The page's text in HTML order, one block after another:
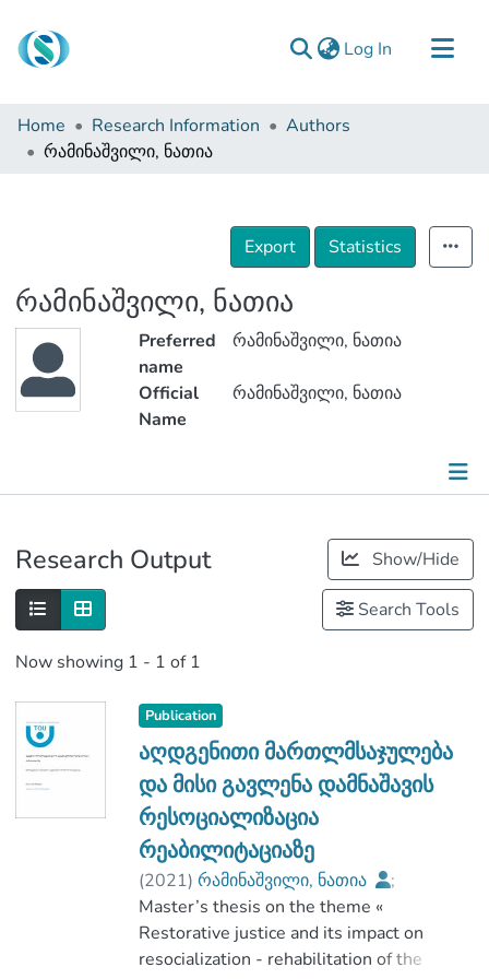
Log In (current)
Communities & Collections
Browse
Home Research Information
Authors
რამინაშვილი, ნათია
Export Statistics
რამინაშვილი, ნათია
Preferred
name
რამინაშვილი, ნათია
Official
Name
რამინაშვილი, ნათია
Research Output Show/Hide
Search Tools
Now showing 1 - 1 of 1
Publication
აღდგენითი მართლმსაჯულება
და მისი გავლენა დამნაშავის
რესოციალიზაცია
რეაბილიტაციაზე
(2021) რამინაშვილი, ნათია
;
სამართლის სკოლა
;
თბილისის ღია სასწავლო უნივერსიტეტი
Master’s thesis on the theme «
Restorative justice and its impact on
resocialization - rehabilitation of the